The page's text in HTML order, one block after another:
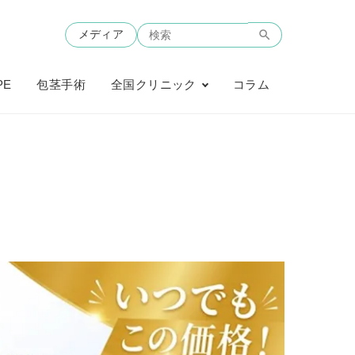
メディア
包茎手術 全国クリニック コラム